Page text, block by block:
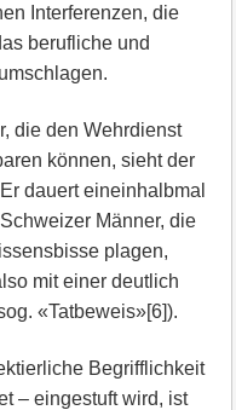
Interferenzen, die
berufliche und
die den Wehrdienst
können, sieht der
dauert eineinhalbmal
Männer, die
plagen,
mit einer deutlich
«Tatbeweis»[6]).
Begrifflichkeit
– eingestuft wird, ist